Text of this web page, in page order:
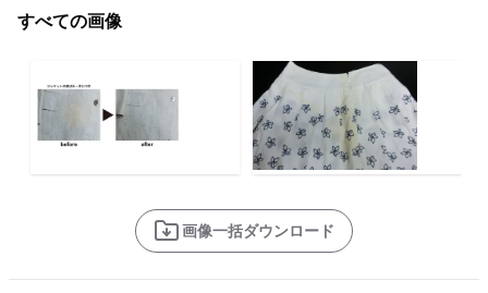
すべての画像
画像一括ダウンロード